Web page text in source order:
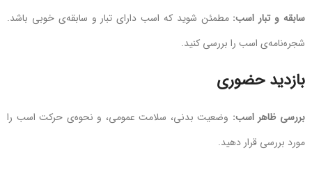
سابقه و تبار اسب: مطمئن شوید که اسب دارای تبار و سابقه‌ی خوبی باشد.
شجره‌نامه‌ی اسب را بررسی کنید.
بازدید حضوری
بررسی ظاهر اسب: وضعیت بدنی، سلامت عمومی، و نحوه‌ی حرکت اسب را
مورد بررسی قرار دهید.